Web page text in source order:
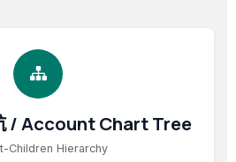
/ Account Chart Tree
Children Hierarchy